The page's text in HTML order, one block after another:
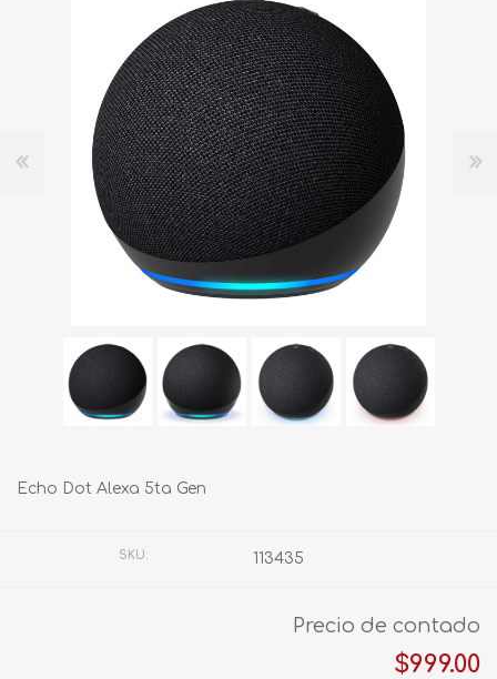
Echo Dot Alexa 5ta Gen
SKU: 113435
Precio de contado
$999.00